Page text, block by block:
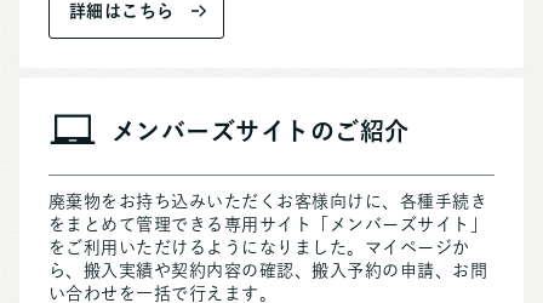
詳細はこちら
メンバーズサイトのご紹介
廃棄物をお持ち込みいただくお客様向けに、各種手続き
をまとめて管理できる専用サイト「メンバーズサイト」
をご利用いただけるようになりました。マイページか
ら、搬入実績や契約内容の確認、搬入予約の申請、お問
い合わせを一括で行えます。